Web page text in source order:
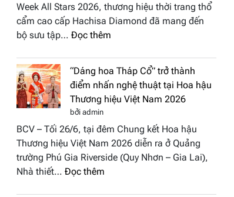
Week All Stars 2026, thương hiệu thời trang thổ
cẩm cao cấp Hachisa Diamond đã mang đến
bộ sưu tập… Đọc thêm
đưa
hồn
Việt
“Đông
Phương
Hội
“Dáng hoa Tháp Cổ” trở thành
điểm nhấn nghệ thuật tại Hoa hậu
Thương hiệu Việt Nam 2026
bởi admin
BCV – Tối 26/6, tại đêm Chung kết Hoa hậu
Thương hiệu Việt Nam 2026 diễn ra ở Quảng
trường Phú Gia Riverside (Quy Nhơn – Gia Lai),
Nhà thiết… Đọc thêm